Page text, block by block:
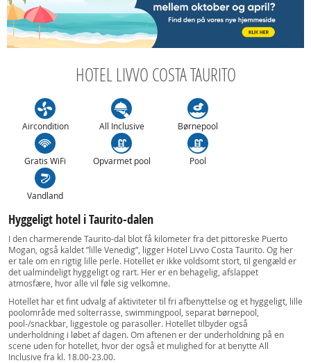
HOTEL LIVVO COSTA TAURITO
Aircondition All Inclusive Børnepool
Gratis WiFi Opvarmet pool Pool
Vandland
Hyggeligt hotel i Taurito-dalen
I den charmerende Taurito-dal blot få kilometer fra det pittoreske Puerto
Mogan, også kaldet ”lille Venedig”, ligger Hotel Livvo Costa Taurito. Og her
er tale om en rigtig lille perle. Hotellet er ikke voldsomt stort, til gengæld er
det ualmindeligt hyggeligt og rart. Her er en behagelig, afslappet
atmosfære, hvor alle vil føle sig velkomne.
Hotellet har et fint udvalg af aktiviteter til fri afbenyttelse og et hyggeligt, lille
poolområde med solterrasse, swimmingpool, separat børnepool,
pool-/snackbar, liggestole og parasoller. Hotellet tilbyder også
underholdning i løbet af dagen. Om aftenen er der underholdning på en
scene uden for hotellet, hvor der også et mulighed for at benytte All
Inclusive fra kl. 18.00-23.00.